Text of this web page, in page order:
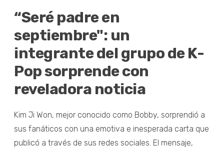
“Seré padre en
septiembre": un
integrante del grupo de K-
Pop sorprende con
reveladora noticia
Kim Ji Won, mejor conocido como Bobby, sorprendió a
sus fanáticos con una emotiva e inesperada carta que
publicó a través de sus redes sociales. El mensaje,